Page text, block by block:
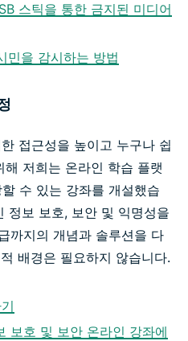
스틱을 통한 금지된 미디어
민을 감시하는 방법
접근성을 높이고 누구나 쉽
저희는 온라인 학습 플랫
수 있는 강좌를 개설했습
정보 보호, 보안 및 익명성을
까지의 개념과 솔루션을 다
배경은 필요하지 않습니다.
보호 및 보안 온라인 강좌에